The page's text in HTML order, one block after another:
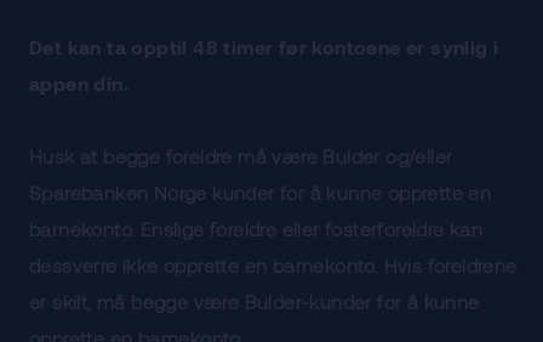
Det kan ta opptil 48 timer før kontoene er synlig i
appen din.
Husk at begge foreldre må være Bulder og/eller
Sparebanken Norge kunder for å kunne opprette en
barnekonto. Enslige foreldre eller fosterforeldre kan
dessverre ikke opprette en barnekonto. Hvis foreldrene
er skilt, må begge være Bulder-kunder for å kunne